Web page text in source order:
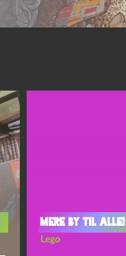
Mere by til alle!
Lego